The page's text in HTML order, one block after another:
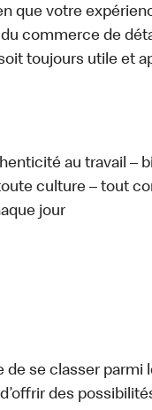
que votre
commerce de
toujours utile et
au travail –
culture – tout
jour
de se classer
des